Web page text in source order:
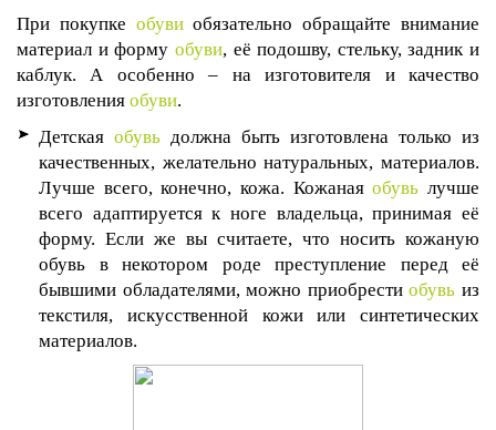
При покупке обувиобязательно обращайте внимание
материал и форму обуви, её подошву, стельку, задник и
каблук. А особенно – на изготовителя и качество
изготовления обуви.
Детская обувь должна быть изготовлена только из
качественных, желательно натуральных, материалов.
Лучше всего, конечно, кожа. Кожанаяобувь лучше
всего адаптируется к ноге владельца, принимая её
форму. Если же вы считаете, что носить кожаную
обувь в некотором роде преступление перед её
бывшими обладателями, можно приобрестиобувь из
текстиля, искусственной кожи или синтетических
материалов.